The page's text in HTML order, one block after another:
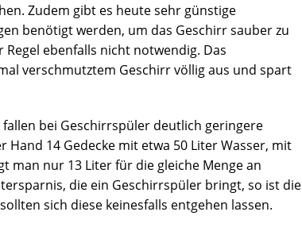
Zudem gibt es heute sehr günstige
benötigt werden, um das Geschirr sauber zu
ebenfalls nicht notwendig. Das
verschmutztem Geschirr völlig aus und spart
bei Geschirrspüler deutlich geringere
14 Gedecke mit etwa 50 Liter Wasser, mit
man nur 13 Liter für die gleiche Menge an
die ein Geschirrspüler bringt, so ist die
sich diese keinesfalls entgehen lassen.